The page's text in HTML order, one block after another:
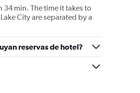
34 min. The time it takes to
City are separated by a
reservas de hotel?